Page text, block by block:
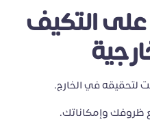
التكيف
لتحقيقه في الخارج.
ظروفك وإمكاناتك.